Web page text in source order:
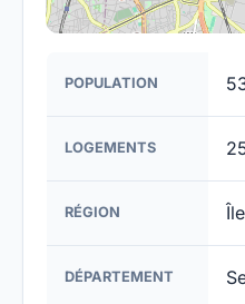
POPULATION
LOGEMENTS
RÉGION
DÉPARTEMENT